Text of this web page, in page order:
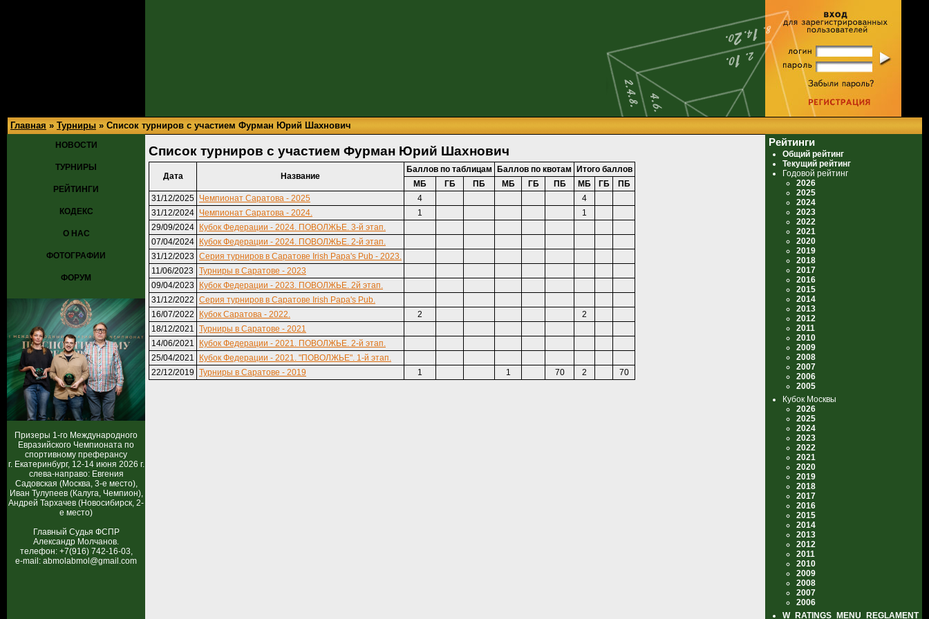
Главная » Турниры » Список турниров с участием Фурман Юрий Шахнович
НОВОСТИ
ТУРНИРЫ
РЕЙТИНГИ
КОДЕКС
О НАС
ФОТОГРАФИИ
ФОРУМ
Призеры 1-го Международного
Евразийского Чемпионата по
спортивному преферансу
г. Екатеринбург, 12-14 июня 2026 г.
слева-направо: Евгения
Садовская (Москва, 3-е место),
Иван Тулупеев (Калуга, Чемпион),
Андрей Тархачев (Новосибирск, 2-
е место)
Главный Судья ФСПР
Александр Молчанов.
телефон: +7(916) 742-16-03,
e-mail: abmolabmol@gmail.com
Список турниров с участием Фурман Юрий Шахнович
Дата Название
Баллов по таблицам Баллов по квотам
Итого баллов
МБ
ГБ ПБ МБ ГБ ПБ МБ ГБ
ПБ
31/12/2025 Чемпионат Саратова - 2025 4
4
31/12/2024 Чемпионат Саратова - 2024. 1
1
29/09/2024
Кубок Федерации - 2024. ПОВОЛЖЬЕ. 3-й этап.
07/04/2024
Кубок Федерации - 2024. ПОВОЛЖЬЕ. 2-й этап.
31/12/2023 Серия турниров в Саратове Irish Papa's Pub - 2023.
11/06/2023
Турниры в Саратове - 2023
09/04/2023
Кубок Федерации - 2023. ПОВОЛЖЬЕ. 2й этап.
31/12/2022 Серия турниров в Саратове Irish Papa's Pub.
16/07/2022
Кубок Саратова - 2022. 2
2
18/12/2021 Турниры в Саратове - 2021
14/06/2021
Кубок Федерации - 2021. ПОВОЛЖЬЕ. 2-й этап.
25/04/2021
Кубок Федерации - 2021. "ПОВОЛЖЬЕ". 1-й этап.
22/12/2019 Турниры в Саратове - 2019 1 1 70 2 70
Рейтинги
Общий рейтинг
Текущий рейтинг
Годовой рейтинг
2026
2025
2024
2023
2022
2021
2020
2019
2018
2017
2016
2015
2014
2013
2012
2011
2010
2009
2008
2007
2006
2005
Кубок Москвы
2026
2025
2024
2023
2022
2021
2020
2019
2018
2017
2016
2015
2014
2013
2012
2011
2010
2009
2008
2007
2006
W_RATINGS_MENU_REGLAMENT